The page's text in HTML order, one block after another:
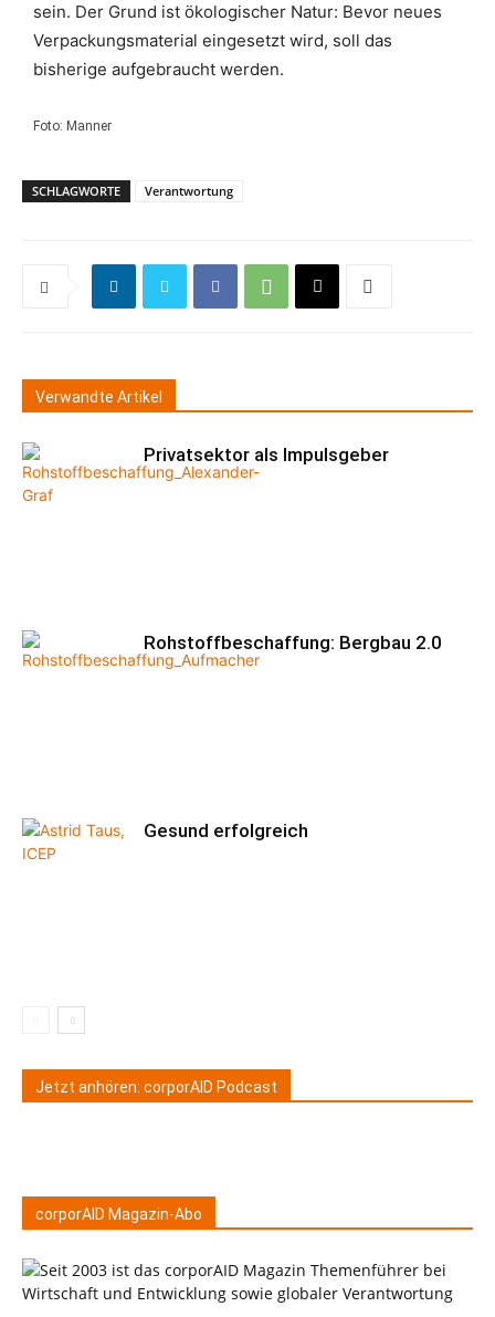
sein. Der Grund ist ökologischer Natur: Bevor neues
Verpackungsmaterial eingesetzt wird, soll das
bisherige aufgebraucht werden.
Foto: Manner
SCHLAGWORTE Verantwortung
Verwandte Artikel
Privatsektor als Impulsgeber
Rohstoffbeschaffung: Bergbau 2.0
Gesund erfolgreich
Jetzt anhören: corporAID Podcast
corporAID Magazin-Abo